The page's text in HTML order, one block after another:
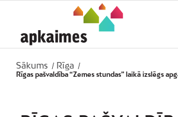
Sākums / Rīga
/
Rīgas pašvaldība “Zemes stundas” laikā izslēgs